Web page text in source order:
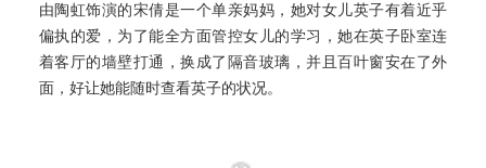
由陶虹饰演的宋倩是一个单亲妈妈，她对女儿英子有着近乎
偏执的爱，为了能全方面管控女儿的学习，她在英子卧室连
着客厅的墙壁打通，换成了隔音玻璃，并且百叶窗安在了外
面，好让她能随时查看英子的状况。